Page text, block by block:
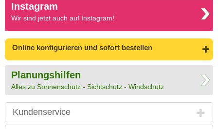
Instagram
Wir sind jetzt auch auf Instagram!
Online konfigurieren und sofort bestellen
Planungshilfen
Alles zu Sonnenschutz - Sichtschutz - Windschutz
Kundenservice